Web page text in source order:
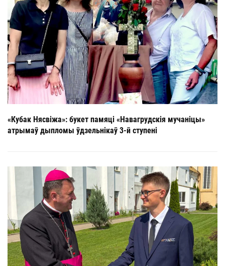
«Кубак Нясвіжа»: букет памяці «Навагрудскія мучаніцы»
атрымаў дыпломы ўдзельнікаў 3-й ступені